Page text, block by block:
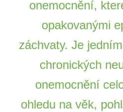
onemocnění,
opakovanými
záchvaty. Je
chronických
onemocnění
ohledu na věk,